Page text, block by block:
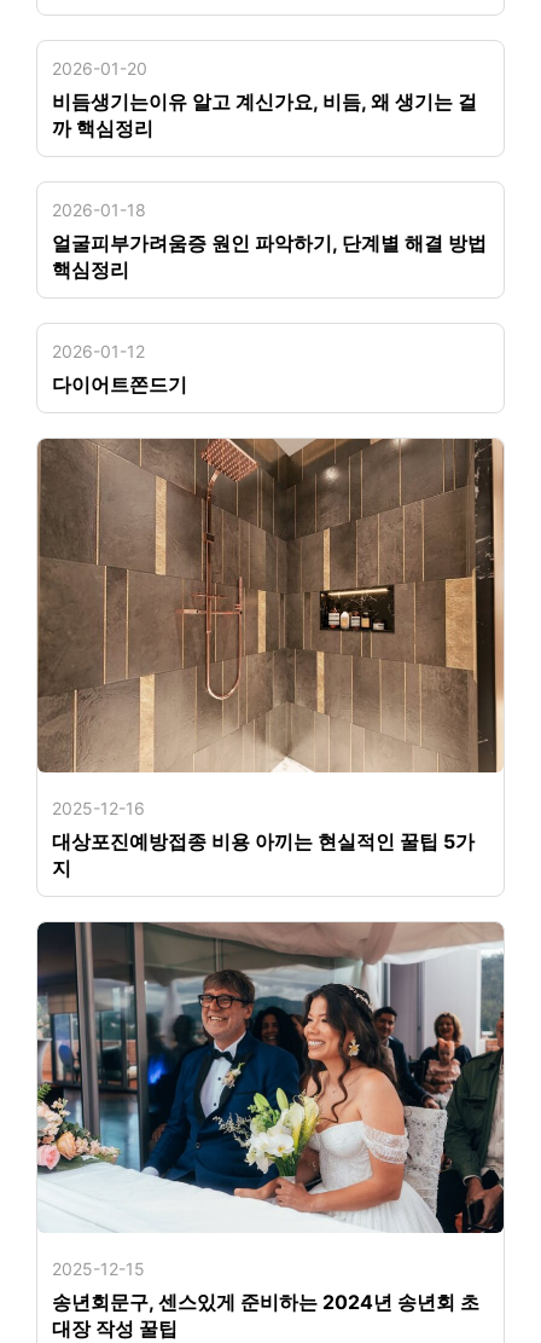
2026-01-20
비듬생기는이유 알고 계신가요, 비듬, 왜 생기는 걸
까 핵심정리
2026-01-18
얼굴피부가려움증 원인 파악하기, 단계별 해결 방법
핵심정리
2026-01-12
다이어트쫀드기
2025-12-16
대상포진예방접종 비용 아끼는 현실적인 꿀팁 5가
지
2025-12-15
송년회문구, 센스있게 준비하는 2024년 송년회 초
대장 작성 꿀팁